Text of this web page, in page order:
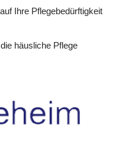
Ihre Pflegebedürftigkeit
häusliche Pflege